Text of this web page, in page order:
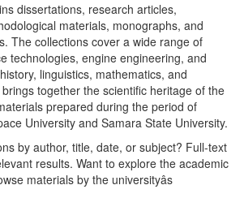
dissertations, research articles,
materials, monographs, and
The collections cover a wide range of
technologies, engine engineering, and
linguistics, mathematics, and
together the scientific heritage of the
prepared during the period of
University and Samara State University.
by author, title, date, or subject? Full-text
results. Want to explore the academic
materials by the universityâs